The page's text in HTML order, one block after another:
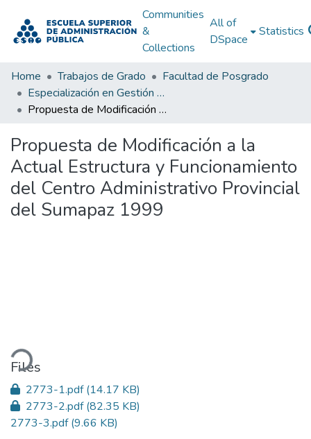
Communities
&
Collections
All of
DSpace
Statistics
Home Trabajos de Grado
Facultad de Posgrado
Especialización en Gestión Pública
Propuesta de Modificación a la Actual Estructura y Funcionamiento del Centro Administrativo Provincial del Sumapaz 1999
Propuesta de Modificación a la
Actual Estructura y Funcionamiento
del Centro Administrativo Provincial
del Sumapaz 1999
Files
2773-1.pdf(14.17 KB)
2773-2.pdf(82.35 KB)
2773-3.pdf(9.66 KB)